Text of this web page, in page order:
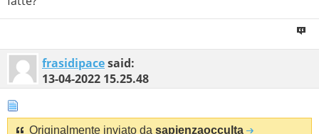
frasidipacesaid:
13-04-2022 15.25.48
Originalmente inviato da sapienzaocculta